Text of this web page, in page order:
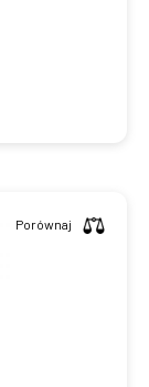
Porównaj